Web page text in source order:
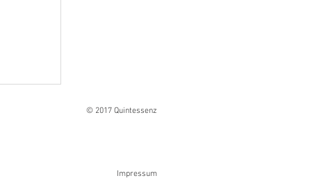
© 2017 Quintessenz
Impressum